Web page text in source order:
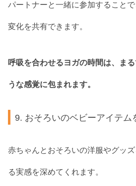
パートナーと一緒に参加すること
変化を共有できます。
呼吸を合わせるヨガの時間は、ま
うな感覚に包まれます。
9. おそろいのベビーアイテム
赤ちゃんとおそろいの洋服やグッ
る実感を深めてくれます。